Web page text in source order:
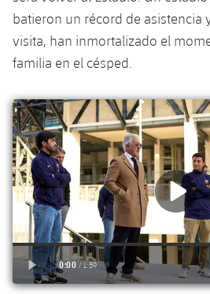
La Masia
Servicios Médicos
plusicon
más
Acreditaciones
SUB8 A
SUB8 B
Fotos
Palmarés
Jugadores
Cadete B
Infantil A
Infantil B
Calendario
Entradas
Resultados
Clasificaciones
Jugadors
Fotos
Palmarés
Actualidad
Calendario
Resultados
Jugadores
Clasificaciones
plusicon
más
Actualidad
Juvenil
Cadete
Infantil
Alevín
Campus Verano
PLUSICON
MÁS
Primer equipo
plusicon
más
Actualidad
Calendario
Entradas
Barça Atlètic
plusicon
más
Actualidad
Calendario
Base
plusicon
más
Actualidad
Campus Verano
batieron un récord de asistencia
visita, han inmortalizado el
familia en el césped.